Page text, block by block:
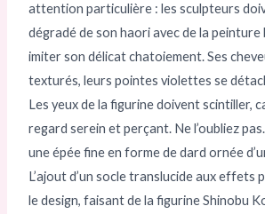
attention particulière : les sculpteurs
dégradé de son haori avec de la
imiter son délicat chatoiement. Ses
texturés, leurs pointes violettes se
Les yeux de la figurine doivent scintiller,
regard serein et perçant. Ne l’oubliez
une épée fine en forme de dard ornée
L’ajout d’un socle translucide aux effets
le design, faisant de la figurine Shinobu